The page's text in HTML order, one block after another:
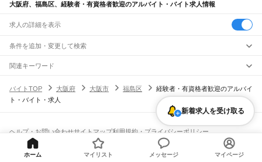
大阪府、福島区、経験者・有資格者歓迎のアルバイト・バイト求人情報
求人の詳細を表示
条件を追加・変更して検索
市区町村を追加・変更
大阪府すべて
大阪市 すべて
浪速区西淀川区東淀川区東成区
西成区
平野区北区中央区
堺市
堺区中区 南区北区美原区
駅を追加・変更
千里丘駅 岸辺駅
JR神戸線(大阪～神戸)
大阪駅 塚本駅
職種を追加・変更
飲食・フードサービスすべて
ホールスタッフ
キッチンスタッフ 皿洗い・洗い場精肉・鮮魚加工
給食調理
パン屋（ベーカリー）
フードカウンター販売員
バー（BAR）・バーテンダー
飲食店補助（開店・閉店準備） 飲食店（店長・マネージャー）
人気
日払いOK
学生歓迎 髪型・髪色自由
ネイルOK
オープニングスタッフ
雇用形態を追加・変更
関連キーワード
大阪府 大阪市 有資格者 経験者募集 大阪府 大阪市 福島区 高校生歓迎 在宅勤務
大阪府 大阪市 生野区 経験者・有資格者歓迎 手渡し
バイトTOP 大阪府 大阪市 福島区
経験者・有資格者歓迎のアルバイ
ト・バイト・求人
新着求人を受け取る
ヘルプ・お問い合わせサイトマップ利用規約・プライバシーポリシー
[企業]求人広告の掲載相談
ホーム マイリスト メッセージ マイページ